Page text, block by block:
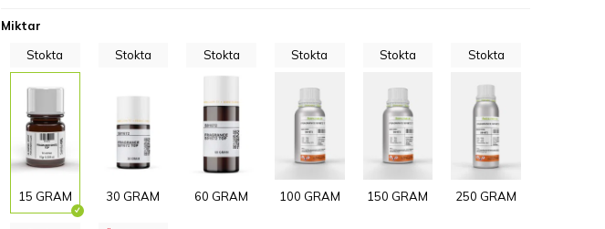
Miktar
Stokta
15 GRAM
Stokta
30 GRAM
Stokta
60 GRAM
Stokta
100 GRAM
Stokta
150 GRAM
Stokta
250 GRAM